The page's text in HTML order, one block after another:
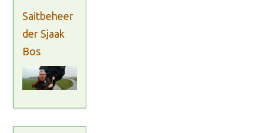
Saitbeheer
der Sjaak
Bos